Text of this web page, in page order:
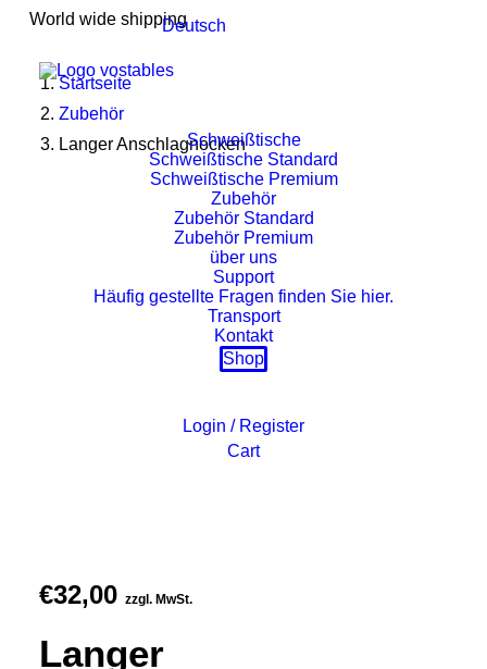
World wide shippingDeutsch
Schweißtische
Schweißtische Standard
Schweißtische Premium
Zubehör
Zubehör Standard
Zubehör Premium
über uns
Support
Häufig gestellte Fragen finden Sie hier.
Transport
Kontakt
Shop
Login / Register
Cart
Startseite
Zubehör
Langer Anschlagnocken
€32,00 zzgl. MwSt.
Langer